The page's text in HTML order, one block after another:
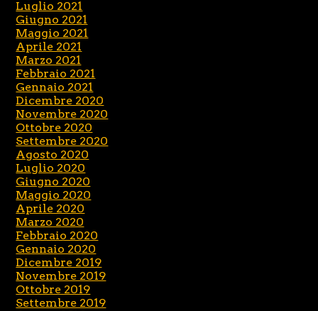
Luglio 2021
Giugno 2021
Maggio 2021
Aprile 2021
Marzo 2021
Febbraio 2021
Gennaio 2021
Dicembre 2020
Novembre 2020
Ottobre 2020
Settembre 2020
Agosto 2020
Luglio 2020
Giugno 2020
Maggio 2020
Aprile 2020
Marzo 2020
Febbraio 2020
Gennaio 2020
Dicembre 2019
Novembre 2019
Ottobre 2019
Settembre 2019